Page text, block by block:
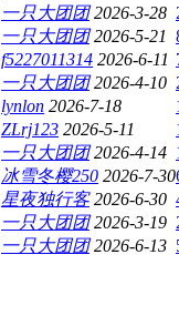
一只大团团 2026-3-28
一只大团团 2026-5-21
f5227011314 2026-6-11
一只大团团 2026-4-10
lynlon 2026-7-18
ZLrj123 2026-5-11
一只大团团 2026-4-14
冰雪冬樱250 2026-7-30
星夜独行客 2026-6-30
一只大团团 2026-3-19
一只大团团 2026-6-13